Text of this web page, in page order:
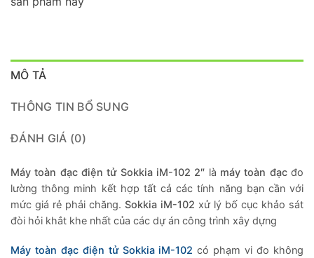
MÔ TẢ
THÔNG TIN BỔ SUNG
ĐÁNH GIÁ (0)
Máy toàn đạc điện tử Sokkia iM-102 2″ là máy toàn đạcđo
lường thông minh kết hợp tất cả các tính năng bạn cần với
mức giá rẻ phải chăng. Sokkia iM-102 xử lý bố cục khảo sát
đòi hỏi khắt khe nhất của các dự án công trình xây dựng
Máy toàn đạc điện tử Sokkia iM-102 có phạm vi đo không